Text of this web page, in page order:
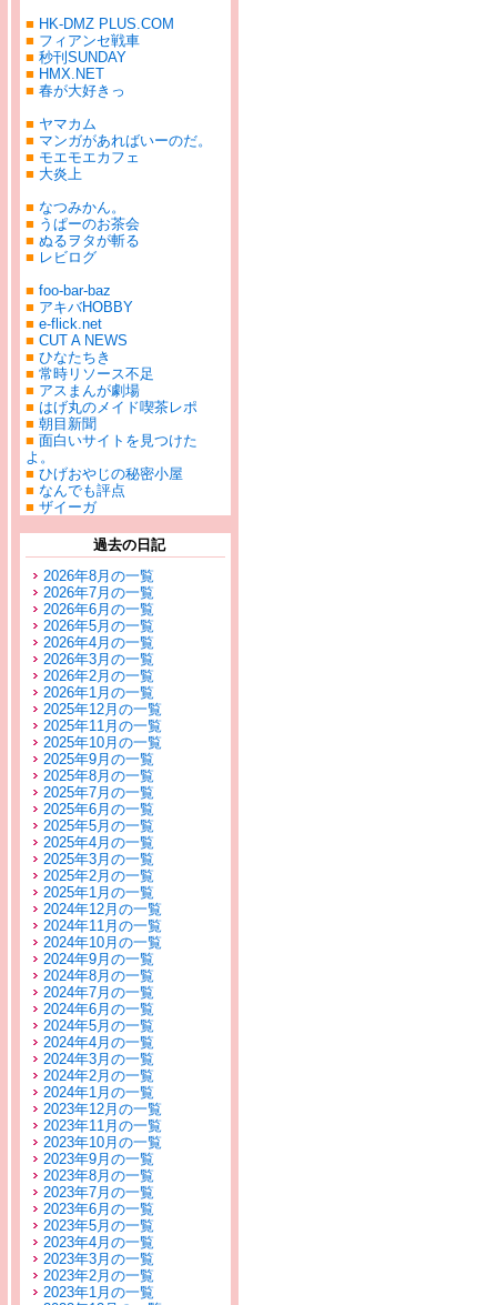
■ HK-DMZ PLUS.COM
■ フィアンセ戦車
■ 秒刊SUNDAY
■ HMX.NET
■ 春が大好きっ
■ ヤマカム
■ マンガがあればいーのだ。
■ モエモエカフェ
■ 大炎上
■ なつみかん。
■ うぱーのお茶会
■ ぬるヲタが斬る
■ レビログ
■ foo-bar-baz
■ アキバHOBBY
■ e-flick.net
■ CUT A NEWS
■ ひなたちき
■ 常時リソース不足
■ アスまんが劇場
■ はげ丸のメイド喫茶レポ
■ 朝目新聞
■ 面白いサイトを見つけた
よ。
■ ひげおやじの秘密小屋
■ なんでも評点
■ ザイーガ
過去の日記
2026年8月の一覧
2026年7月の一覧
2026年6月の一覧
2026年5月の一覧
2026年4月の一覧
2026年3月の一覧
2026年2月の一覧
2026年1月の一覧
2025年12月の一覧
2025年11月の一覧
2025年10月の一覧
2025年9月の一覧
2025年8月の一覧
2025年7月の一覧
2025年6月の一覧
2025年5月の一覧
2025年4月の一覧
2025年3月の一覧
2025年2月の一覧
2025年1月の一覧
2024年12月の一覧
2024年11月の一覧
2024年10月の一覧
2024年9月の一覧
2024年8月の一覧
2024年7月の一覧
2024年6月の一覧
2024年5月の一覧
2024年4月の一覧
2024年3月の一覧
2024年2月の一覧
2024年1月の一覧
2023年12月の一覧
2023年11月の一覧
2023年10月の一覧
2023年9月の一覧
2023年8月の一覧
2023年7月の一覧
2023年6月の一覧
2023年5月の一覧
2023年4月の一覧
2023年3月の一覧
2023年2月の一覧
2023年1月の一覧